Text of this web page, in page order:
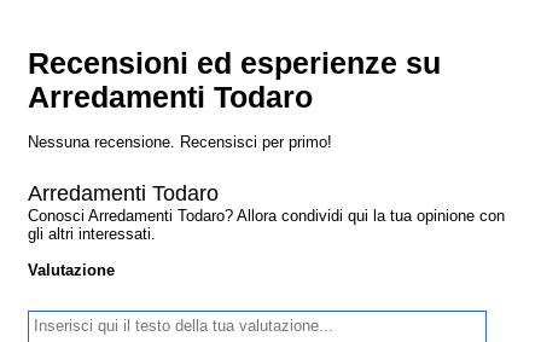
Recensioni ed esperienze su
Arredamenti Todaro
Nessuna recensione. Recensisci per primo!
Arredamenti Todaro
Conosci Arredamenti Todaro? Allora condividi qui la tua opinione con
gli altri interessati.
Valutazione